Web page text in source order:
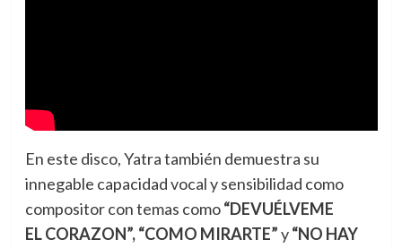
En este disco, Yatra también demuestra su
innegable capacidad vocal y sensibilidad como
compositor con temas como“DEVUÉLVEME
EL CORAZON”, “COMO MIRARTE”y“NO HAY